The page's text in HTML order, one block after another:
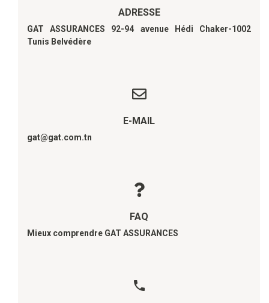
ADRESSE
GAT ASSURANCES 92-94 avenue Hédi Chaker-1002
Tunis Belvédère
E-MAIL
gat@gat.com.tn
FAQ
Mieux comprendre GAT ASSURANCES